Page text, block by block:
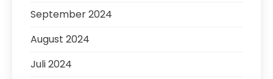
September 2024
August 2024
Juli 2024